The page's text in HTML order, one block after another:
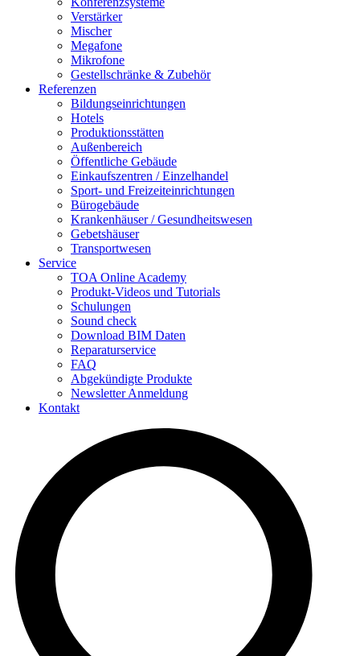
Verstärker
Mischer
Megafone
Mikrofone
Gestellschränke & Zubehör
Referenzen
Bildungseinrichtungen
Hotels
Produktionsstätten
Außenbereich
Öffentliche Gebäude
Einkaufszentren / Einzelhandel
Sport- und Freizeiteinrichtungen
Bürogebäude
Krankenhäuser / Gesundheitswesen
Gebetshäuser
Transportwesen
Service
TOA Online Academy
Produkt-Videos und Tutorials
Schulungen
Sound check
Download BIM Daten
Reparaturservice
FAQ
Abgekündigte Produkte
Newsletter Anmeldung
Kontakt